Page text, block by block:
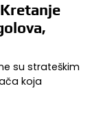
su strateškim
koja